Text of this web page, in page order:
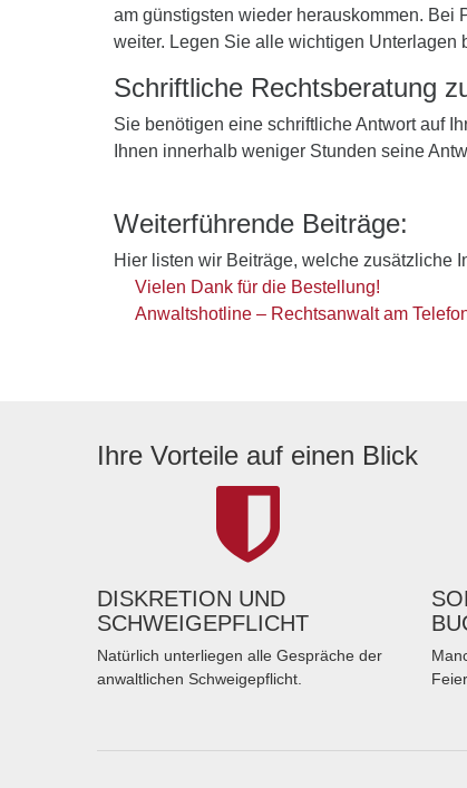
am günstigsten wieder herauskommen. Bei
weiter. Legen Sie alle wichtigen Unterlagen
Schriftliche Rechtsberatung
Sie benötigen eine schriftliche Antwort auf
Ihnen innerhalb weniger Stunden seine
Weiterführende Beiträge:
Hier listen wir Beiträge, welche zusätzliche
Vielen Dank für die Bestellung!
Anwaltshotline – Rechtsanwalt am
Ihre Vorteile auf einen Blick
DISKRETION UND
SCHWEIGEPFLICHT
Natürlich unterliegen alle Gespräche der
anwaltlichen Schweigepflicht.